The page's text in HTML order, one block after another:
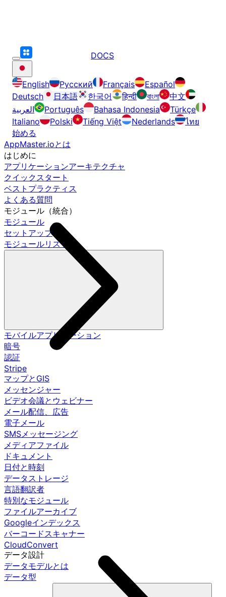
DOCS
English Русский Français
Español
Deutsch
日本語 한국어 हिन्दी বাংলা
中文
العربية
Português Bahasa Indonesia
Türkçe
Italiano
Polski Tiếng Việt Nederlands
ไทย
始める
AppMaster.ioとは
はじめに
アプリケーションアーキテクチャ
クイックスタート
ベストプラクティス
よくある質問
モジュール（統合）
モジュール
セットアップ
モジュールリスト
モバイルアプリケーション
暗号
認証
Stripe
マップとGIS
メッセンジャー
ビデオ会議とウェビナー
メール配信、広告
電子メール
SMSメッセージング
メディアファイル
ドキュメント
日付と時刻
データストレージ
言語翻訳者
特別なモジュール
ファイルアーカイブ
Googleインデックス
バーコードスキャナー
CloudConvert
データ設計
データモデルとは
データ型